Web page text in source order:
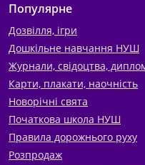
Популярне
Дозвілля, ігри
Дошкільне навчання НУШ
Журнали, свідоцтва,
Карти, плакати, наочність
Новорічні свята
Початкова школа НУШ
Правила дорожнього руху
Розпродаж